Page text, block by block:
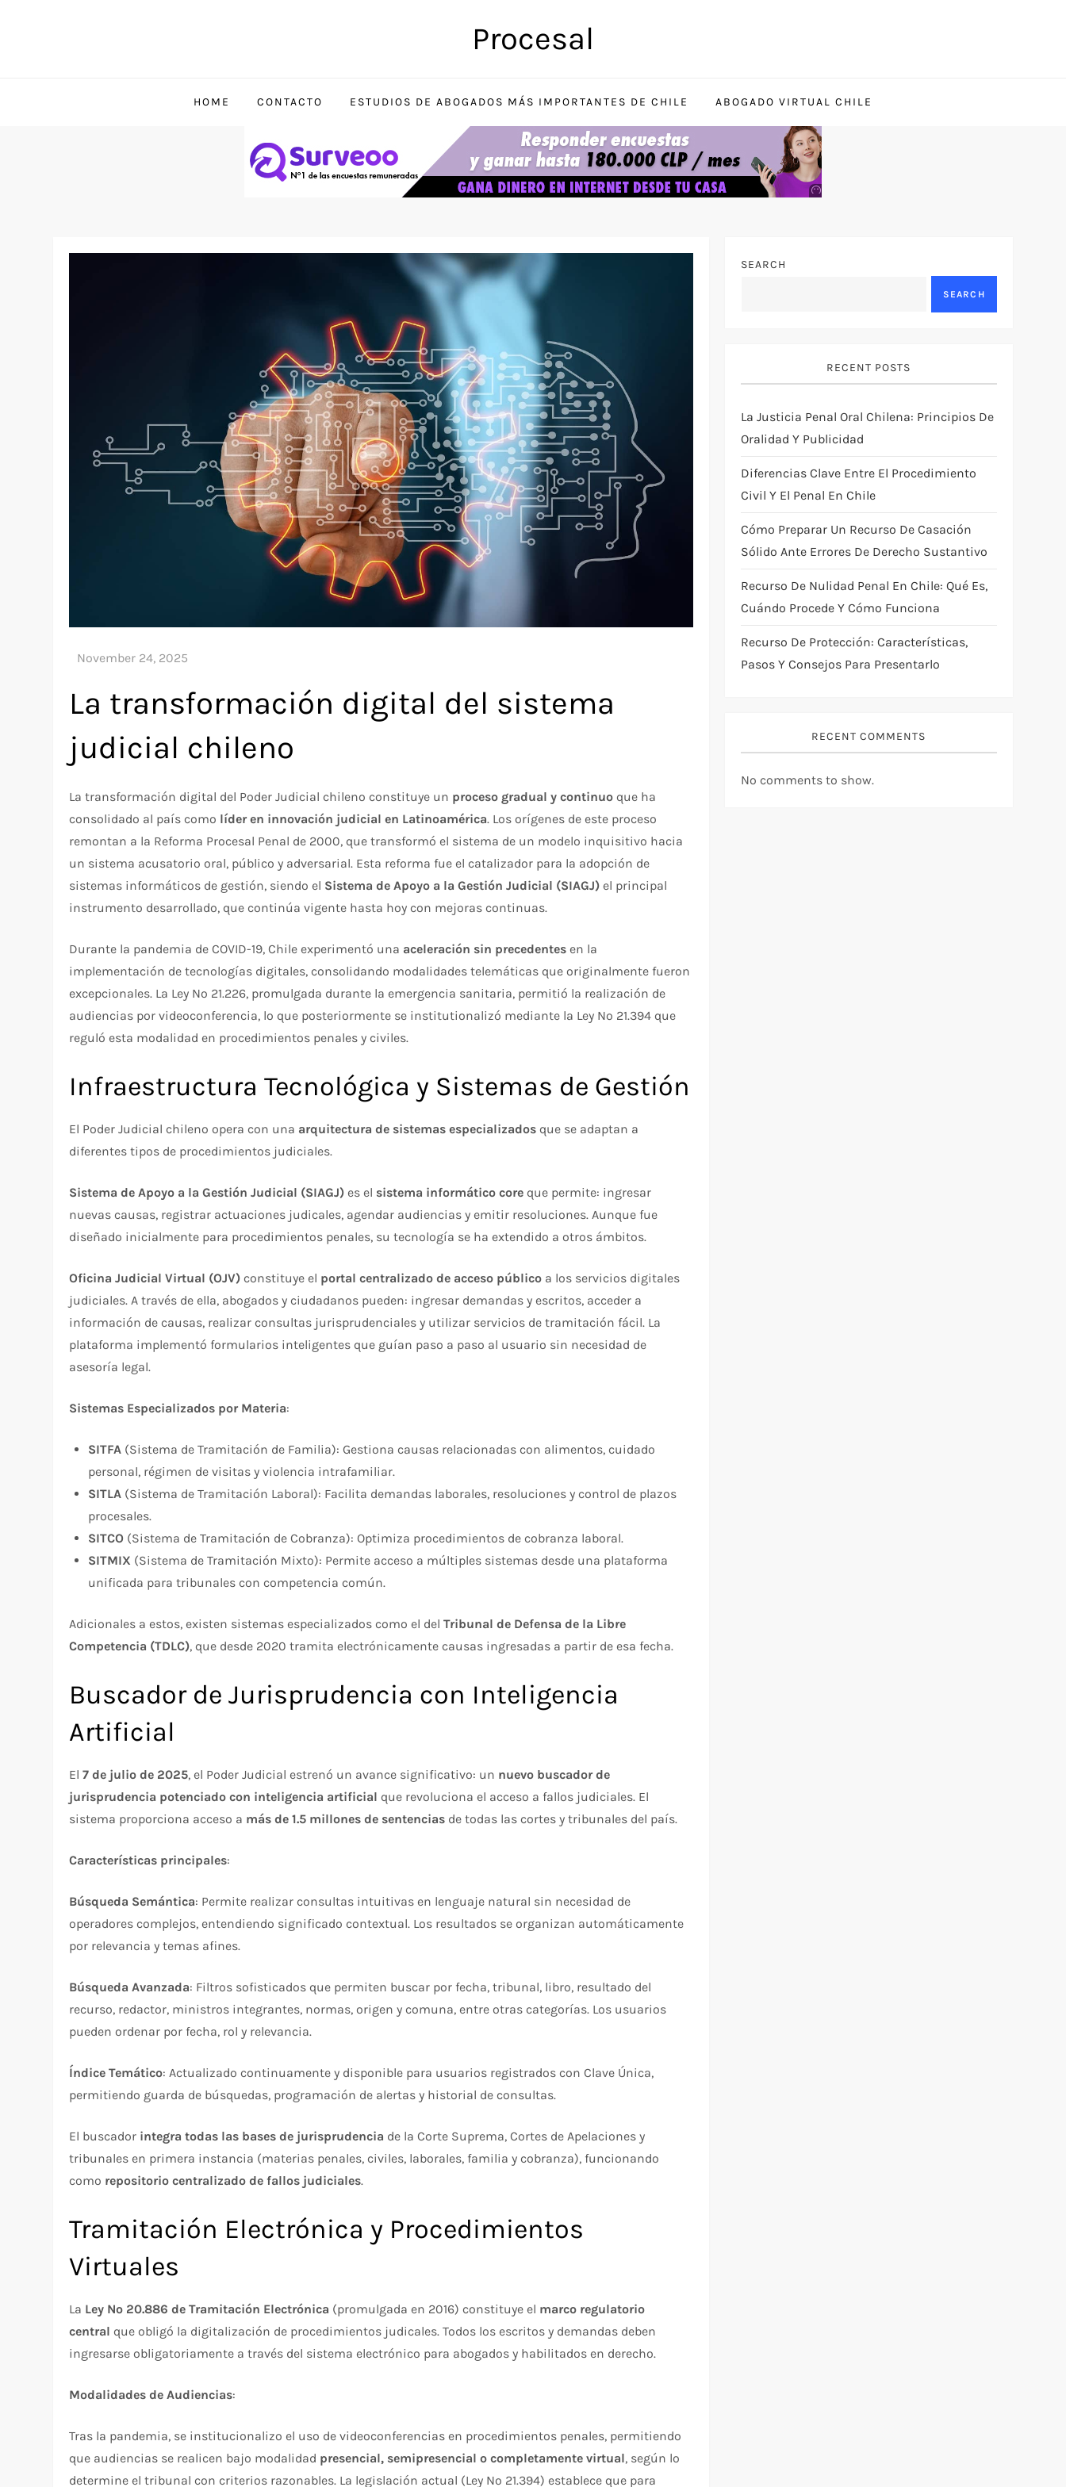
Procesal
HOME CONTACTO ESTUDIOS DE ABOGADOS MÁS IMPORTANTES DE CHILE ABOGADO VIRTUAL CHILE
La transformación digital del sistema
judicial chileno
La transformación digital del Poder Judicial chileno constituye un proceso gradual y continuo que ha
consolidado al país como líder en innovación judicial en Latinoamérica. Los orígenes de este proceso
remontan a la Reforma Procesal Penal de 2000, que transformó el sistema de un modelo inquisitivo hacia
un sistema acusatorio oral, público y adversarial. Esta reforma fue el catalizador para la adopción de
sistemas informáticos de gestión, siendo el Sistema de Apoyo a la Gestión Judicial (SIAGJ) el principal
instrumento desarrollado, que continúa vigente hasta hoy con mejoras continuas.​
Durante la pandemia de COVID-19, Chile experimentó una aceleración sin precedentes en la
implementación de tecnologías digitales, consolidando modalidades telemáticas que originalmente fueron
excepcionales. La Ley Nº 21.226, promulgada durante la emergencia sanitaria, permitió la realización de
audiencias por videoconferencia, lo que posteriormente se institutionalizó mediante la Ley Nº 21.394 que
reguló esta modalidad en procedimientos penales y civiles.​
Infraestructura Tecnológica y Sistemas de Gestión
El Poder Judicial chileno opera con una arquitectura de sistemas especializados que se adaptan a
diferentes tipos de procedimientos judiciales.​
Sistema de Apoyo a la Gestión Judicial (SIAGJ) es el sistema informático core que permite: ingresar
nuevas causas, registrar actuaciones judicales, agendar audiencias y emitir resoluciones. Aunque fue
diseñado inicialmente para procedimientos penales, su tecnología se ha extendido a otros ámbitos.​
Oficina Judicial Virtual (OJV) constituye el portal centralizado de acceso público a los servicios digitales
judiciales. A través de ella, abogados y ciudadanos pueden: ingresar demandas y escritos, acceder a
información de causas, realizar consultas jurisprudenciales y utilizar servicios de tramitación fácil. La
plataforma implementó formularios inteligentes que guían paso a paso al usuario sin necesidad de
asesoría legal.​​
Sistemas Especializados por Materia:
SITFA (Sistema de Tramitación de Familia): Gestiona causas relacionadas con alimentos, cuidado
personal, régimen de visitas y violencia intrafamiliar.​
SITLA (Sistema de Tramitación Laboral): Facilita demandas laborales, resoluciones y control de plazos
procesales.​
SITCO (Sistema de Tramitación de Cobranza): Optimiza procedimientos de cobranza laboral.​
SITMIX (Sistema de Tramitación Mixto): Permite acceso a múltiples sistemas desde una plataforma
unificada para tribunales con competencia común.​
Adicionales a estos, existen sistemas especializados como el delTribunal de Defensa de la Libre
Competencia (TDLC), que desde 2020 tramita electrónicamente causas ingresadas a partir de esa fecha.​
Buscador de Jurisprudencia con Inteligencia
Artificial
El7 de julio de 2025, el Poder Judicial estrenó un avance significativo: un nuevo buscador de
jurisprudencia potenciado con inteligencia artificial que revoluciona el acceso a fallos judiciales. El
sistema proporciona acceso a más de 1.5 millones de sentencias de todas las cortes y tribunales del país.​
Características principales:​​
Búsqueda Semántica: Permite realizar consultas intuitivas en lenguaje natural sin necesidad de
operadores complejos, entendiendo significado contextual. Los resultados se organizan automáticamente
por relevancia y temas afines.​
Búsqueda Avanzada: Filtros sofisticados que permiten buscar por fecha, tribunal, libro, resultado del
recurso, redactor, ministros integrantes, normas, origen y comuna, entre otras categorías. Los usuarios
pueden ordenar por fecha, rol y relevancia.
Índice Temático: Actualizado continuamente y disponible para usuarios registrados con Clave Única,
permitiendo guarda de búsquedas, programación de alertas y historial de consultas.
El buscador integra todas las bases de jurisprudencia de la Corte Suprema, Cortes de Apelaciones y
tribunales en primera instancia (materias penales, civiles, laborales, familia y cobranza), funcionando
como repositorio centralizado de fallos judiciales.​
Tramitación Electrónica y Procedimientos
Virtuales
La Ley Nº 20.886 de Tramitación Electrónica (promulgada en 2016) constituye el marco regulatorio
central que obligó la digitalización de procedimientos judicales. Todos los escritos y demandas deben
ingresarse obligatoriamente a través del sistema electrónico para abogados y habilitados en derecho.​​
Modalidades de Audiencias:
Tras la pandemia, se institucionalizo el uso de videoconferencias en procedimientos penales, permitiendo
que audiencias se realicen bajo modalidad presencial, semipresencial o completamente virtual, según lo
determine el tribunal con criterios razonables. La legislación actual (Ley Nº 21.394) establece que para
SEARCH
SEARCH
RECENT POSTS
La Justicia Penal Oral Chilena: Principios De
Oralidad Y Publicidad
Diferencias Clave Entre El Procedimiento
Civil Y El Penal En Chile
Cómo Preparar Un Recurso De Casación
Sólido Ante Errores De Derecho Sustantivo
Recurso De Nulidad Penal En Chile: Qué Es,
Cuándo Procede Y Cómo Funciona
Recurso De Protección: Características,
Pasos Y Consejos Para Presentarlo
RECENT COMMENTS
No comments to show.